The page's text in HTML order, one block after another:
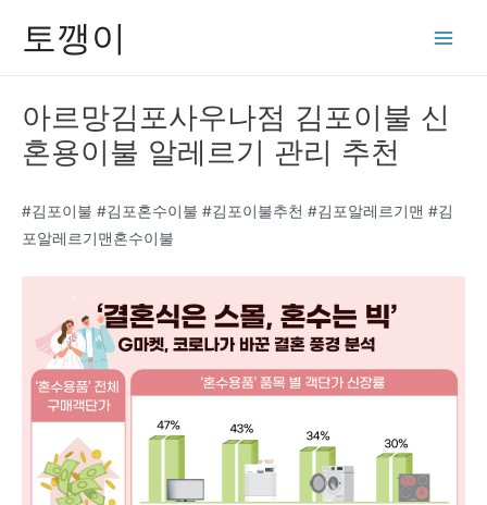
토깽이
아르망김포사우나점 김포이불 신
혼용이불 알레르기 관리 추천
#김포이불 #김포혼수이불 #김포이불추천 #김포알레르기맨 #김
포알레르기맨혼수이불